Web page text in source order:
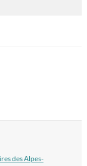
des Alpes-